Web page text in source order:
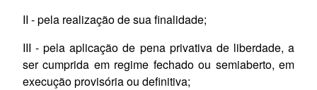
II - pela realização de sua finalidade;
III - pela aplicação de pena privativa de liberdade, a
ser cumprida em regime fechado ou semiaberto, em
execução provisória ou definitiva;